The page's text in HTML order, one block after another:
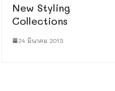
New Styling
Collections
24 มีนาคม 2015